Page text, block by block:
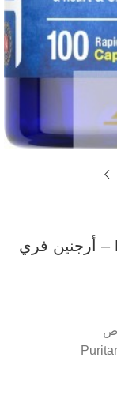
Puritan’s Pride L-Arginine 1000mg – أرجنين فري